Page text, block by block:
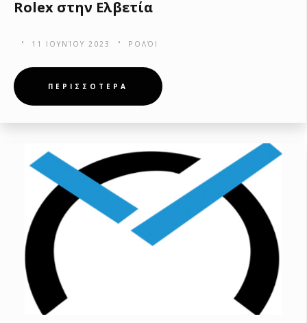
Rolex στην Ελβετία
11 ΙΟΥΝΊΟΥ 2023 ΡΟΛΌΙ
ΠΕΡΙΣΣΟΤΕΡΑ